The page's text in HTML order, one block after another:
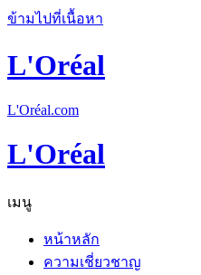
ข้ามไปที่เนื้อหา
L'Oréal
L'Oréal.com
L'Oréal
เมนู
หน้าหลัก
ความเชี่ยวชาญ